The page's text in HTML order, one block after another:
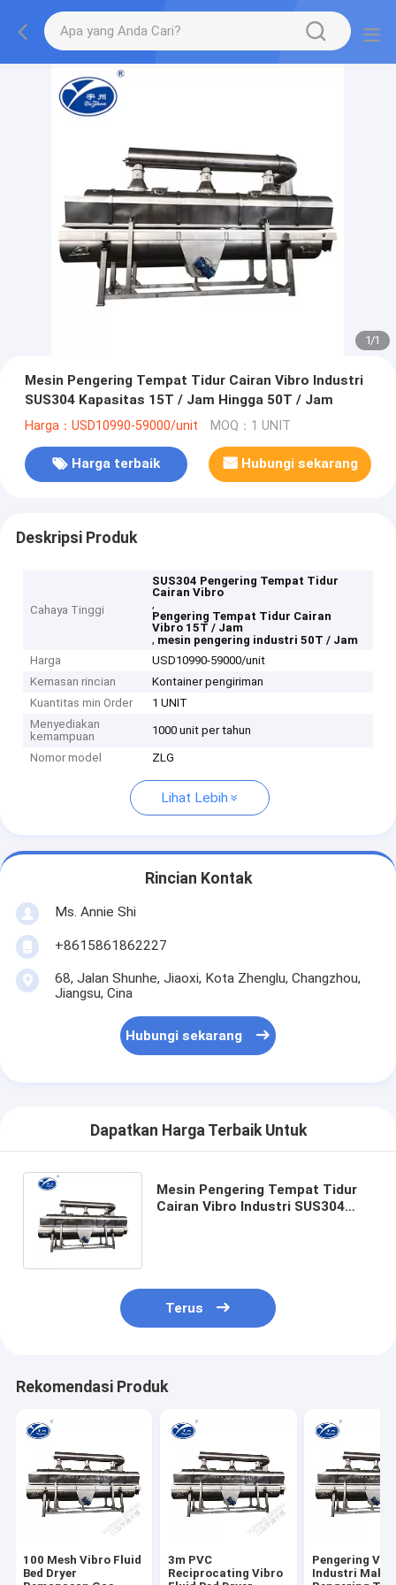
1/1
Mesin Pengering Tempat Tidur Cairan Vibro Industri
SUS304 Kapasitas 15T / Jam Hingga 50T / Jam
Harga：USD10990-59000/unit MOQ：1 UNIT
Harga terbaik Hubungi sekarang
Deskripsi Produk
Cahaya Tinggi
SUS304 Pengering Tempat Tidur
Cairan Vibro
,
Pengering Tempat Tidur Cairan
Vibro 15T / Jam
, mesin pengering industri 50T / Jam
Harga
USD10990-59000/unit
Kemasan rincian
Kontainer pengiriman
Kuantitas min Order
1 UNIT
Menyediakan
kemampuan
1000 unit per tahun
Nomor model ZLG
Lihat Lebih
Rincian Kontak
Ms. Annie Shi
+8615861862227
68, Jalan Shunhe, Jiaoxi, Kota Zhenglu, Changzhou,
Jiangsu, Cina
Hubungi sekarang
Dapatkan Harga Terbaik Untuk
Mesin Pengering Tempat Tidur
Cairan Vibro Industri SUS304
Terus
Rekomendasi Produk
100 Mesh Vibro Fluid
Bed Dryer
3m PVC
Reciprocating Vibro
Pengering
Industri